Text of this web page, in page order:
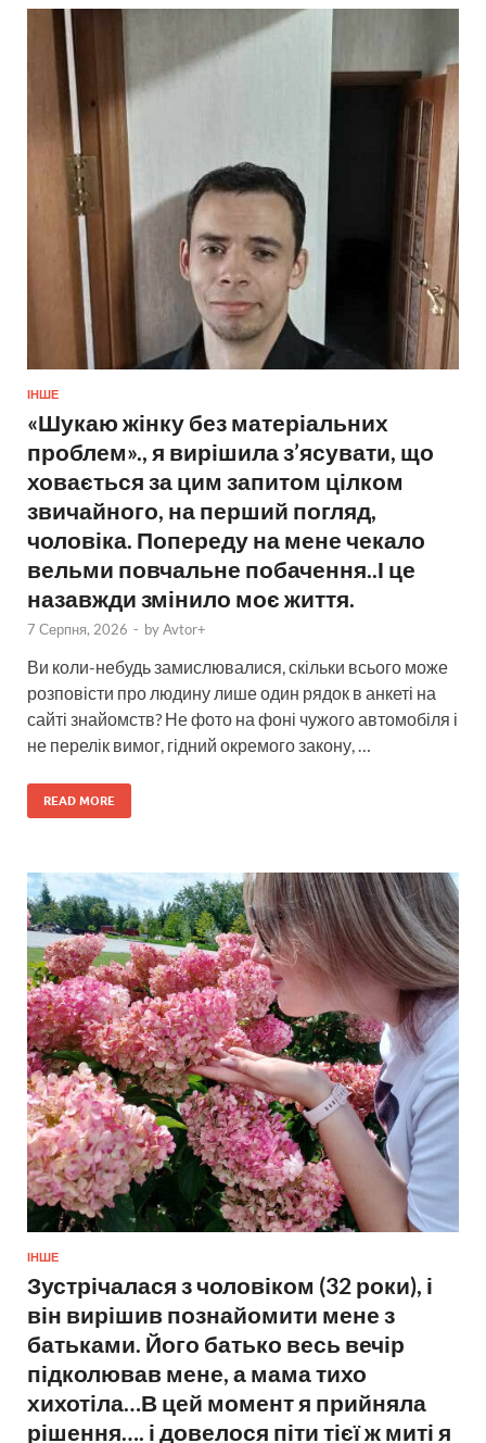
ІНШЕ
«Шукаю жінку без матеріальних
проблем»., я вирішила з’ясувати, що
ховається за цим запитом цілком
звичайного, на перший погляд,
чоловіка. Попереду на мене чекало
вельми повчальне побачення..І це
назавжди змінило моє життя.
7 Серпня, 2026 - byAvtor+
Ви коли-небудь замислювалися, скільки всього може
розповісти про людину лише один рядок в анкеті на
сайті знайомств? Не фото на фоні чужого автомобіля і
не перелік вимог, гідний окремого закону, …
READ MORE
ІНШЕ
Зустрічалася з чоловіком (32 роки), і
він вирішив познайомити мене з
батьками. Його батько весь вечір
підколював мене, а мама тихо
хихотіла…В цей момент я прийняла
рішення…. і довелося піти тієї ж миті я